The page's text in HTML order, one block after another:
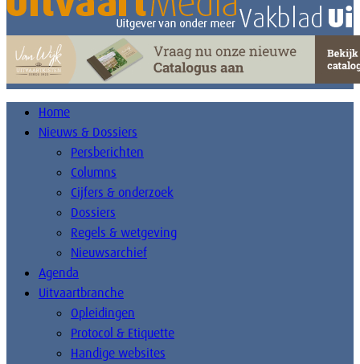
Home
Nieuws & Dossiers
Persberichten
Columns
Cijfers & onderzoek
Dossiers
Regels & wetgeving
Nieuwsarchief
Agenda
Uitvaartbranche
Opleidingen
Protocol & Etiquette
Handige websites